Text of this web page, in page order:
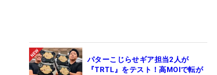
パターこじらせギア担当2人が
『TRTL』をテスト！高MOIで転が